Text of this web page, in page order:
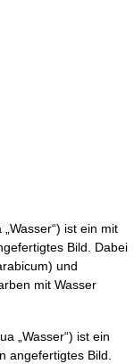
ist ein mit
Bild. Dabei
und
mit Wasser
„Wasser“) ist ein
angefertigtes Bild.